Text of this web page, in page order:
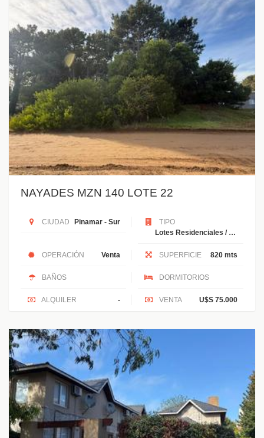
NAYADES MZN 140 LOTE 22
CIUDAD Pinamar - Sur
TIPO
Lotes Residenciales / Unifamiliales
OPERACIÓN Venta SUPERFICIE 820 mts
BAÑOS DORMITORIOS
ALQUILER - VENTA U$S 75.000